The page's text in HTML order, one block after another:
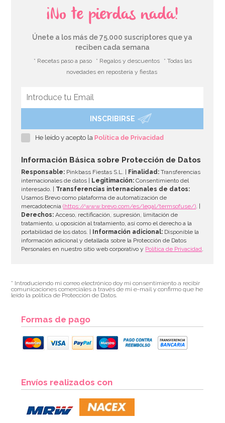
¡No te pierdas nada!
Únete a los más de 75.000 suscriptores que ya
reciben cada semana
* Recetas paso a paso * Regalos y descuentos
* Todas las
novedades en repostería y fiestas
INSCRIBIRSE
He leído y acepto laPolítica de Privacidad
Información Básica sobre Protección de Datos
Responsable: Pinkbass Fiestas S.L. | Finalidad: Transferencias
internacionales de datos |
Legitimación: Consentimiento del
interesado. | Transferencias internacionales de datos:
Usamos Brevo como plataforma de automatización de
mercadotecnia(https://www.brevo.com/es/legal/termsofuse/). |
Derechos: Acceso, rectificación, supresión, limitación de
tratamiento, u oposición al tratamiento, así como el derecho a la
portabilidad de los datos. |
Información adicional: Disponible la
información adicional y detallada sobre la Protección de Datos
Personales en nuestro sitio web corporativo y Política de Privacidad.
* Introduciendo mi correo electrónico doy mi consentimiento a recibir
comunicaciones comerciales a través de mi e-mail y confirmo que he
leído la política de Protección de Datos.
Formas de pago
Envíos realizados con